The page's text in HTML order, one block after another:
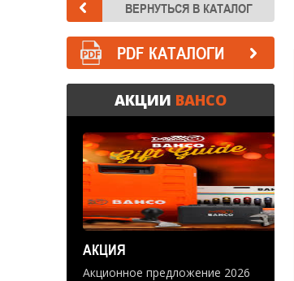
PDF КАТАЛОГИ
АКЦИИ BAHCO
АКЦИЯ
Акционное предложение 2026